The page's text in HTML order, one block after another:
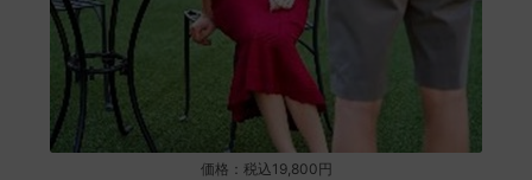
価格：税込19,800円